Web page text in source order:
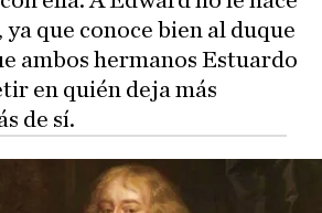
que conoce bien al duque
ambos hermanos Estuardo
en quién deja más
de sí.